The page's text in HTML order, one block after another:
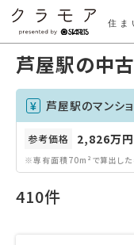
住ま
芦屋駅の中
芦屋駅のマンシ
参考価格 2,826万円
※専有面積70m²で算出し
410件